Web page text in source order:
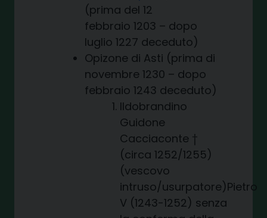
(prima del 12
febbraio 1203 – dopo
luglio 1227 deceduto)
Opizone di Asti (prima di
novembre 1230 – dopo
febbraio 1243 deceduto)
Ildobrandino
Guidone
Cacciaconte †
(circa 1252/1255)
(vescovo
intruso/usurpatore)Pietro
V (1243-1252) senza